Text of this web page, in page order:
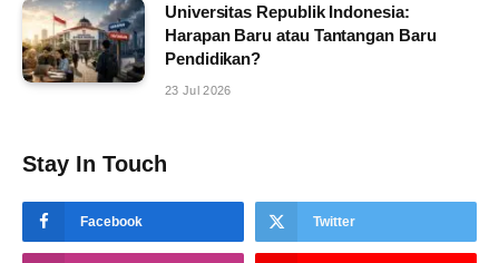
Universitas Republik Indonesia:
Harapan Baru atau Tantangan Baru
Pendidikan?
23 Jul 2026
Stay In Touch
Facebook Twitter